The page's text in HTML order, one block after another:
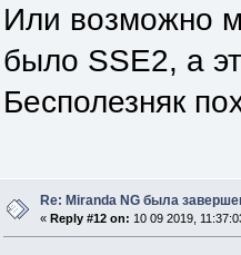
Или возможно
было SSE2, а
Бесполезняк
Re: Miranda NG была
« Reply #12 on: 10 09 2019,